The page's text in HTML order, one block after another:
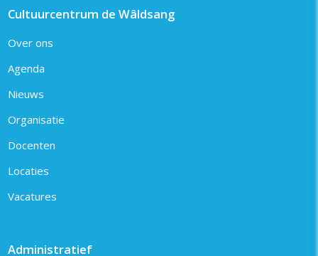
Cultuurcentrum de Wâldsang
Over ons
Agenda
Nieuws
Organisatie
Docenten
Locaties
Vacatures
Administratief